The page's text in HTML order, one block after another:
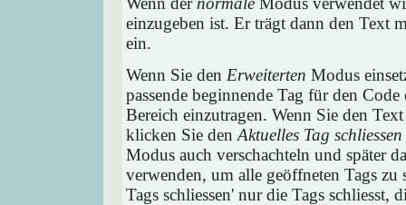
einzugeben ist. Er trägt dann den Text
ein.
Wenn Sie den Erweiterten Modus
passende beginnende Tag für den
Bereich einzutragen. Wenn Sie den
klicken Sie den Aktuelles Tag schliessen
Modus auch verschachteln und später
verwenden, um alle geöffneten Tags
Tags schliessen' nur die Tags